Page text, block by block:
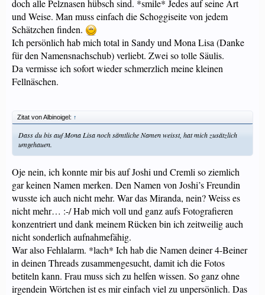
doch alle Pelznasen hübsch sind. *smile* Jedes auf seine Art
und Weise. Man muss einfach die Schoggiseite von jedem
Schätzchen finden.
Ich persönlich hab mich total in Sandy und Mona Lisa (Danke
für den Namensnachschub) verliebt. Zwei so tolle Säulis.
Da vermisse ich sofort wieder schmerzlich meine kleinen
Fellnäschen.
Zitat von Albinoigel: ↑
Dass du bis auf Mona Lisa noch sämtliche Namen weisst, hat mich zusätzlich
umgehauen.
Oje nein, ich konnte mir bis auf Joshi und Cremli so ziemlich
gar keinen Namen merken. Den Namen von Joshi’s Freundin
wusste ich auch nicht mehr. War das Miranda, nein? Weiss es
nicht mehr… :-/ Hab mich voll und ganz aufs Fotografieren
konzentriert und dank meinem Rücken bin ich zeitweilig auch
nicht sonderlich aufnahmefähig.
War also Fehlalarm. *lach* Ich hab die Namen deiner 4-Beiner
in deinen Threads zusammengesucht, damit ich die Fotos
betiteln kann. Frau muss sich zu helfen wissen. So ganz ohne
irgendein Wörtchen ist es mir einfach viel zu unpersönlich. Das